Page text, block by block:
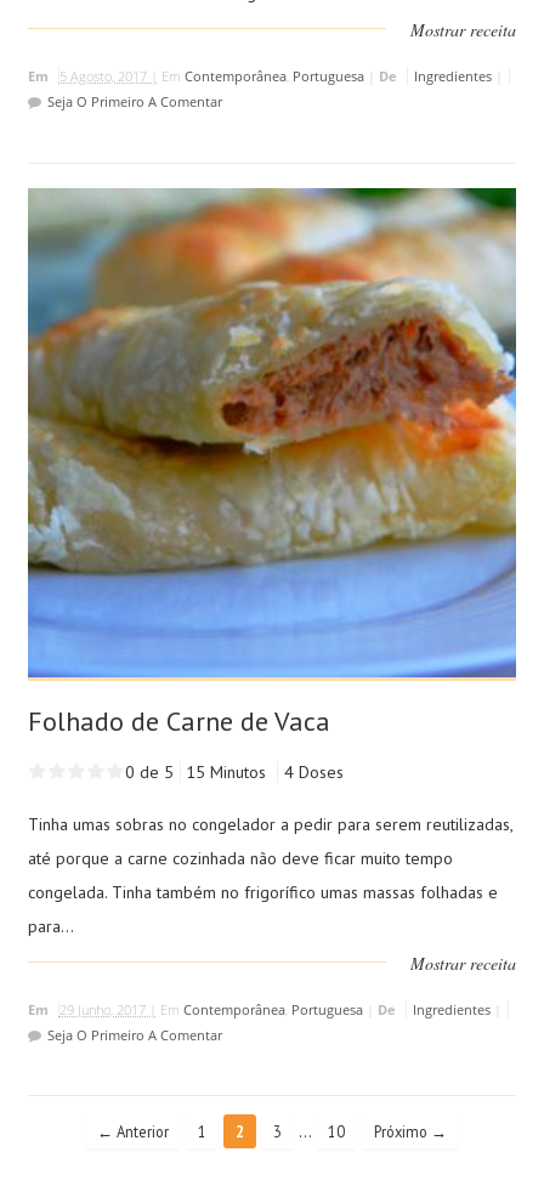
Mostrar receita
Em 5 Agosto, 2017 | Em Contemporânea, Portuguesa| De Ingredientes|
Seja O Primeiro A Comentar
Folhado de Carne de Vaca
0 de 5 15 Minutos 4 Doses
Tinha umas sobras no congelador a pedir para serem reutilizadas,
até porque a carne cozinhada não deve ficar muito tempo
congelada. Tinha também no frigorífico umas massas folhadas e
para...
Mostrar receita
Em 29 Junho, 2017 | Em Contemporânea, Portuguesa| De Ingredientes|
Seja O Primeiro A Comentar
← Anterior 1 2 3 … 10 Próximo →